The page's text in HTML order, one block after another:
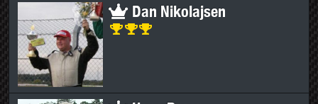
Dan Nikolajsen